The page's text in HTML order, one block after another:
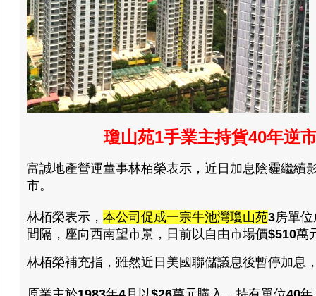
瓊山苑1手業主持貨40年逆
富誠地產營運董事林栢榮表示 ， 近日加息陰霾繼續
市。
林栢榮表示 ， 本公司促成一宗牛池灣瓊山苑3房單位
間隔 ，座向西南望市景 ，日前以自由市場價$510萬
林栢榮補充指 ，雖然近日美國聯儲議息後暫停加息